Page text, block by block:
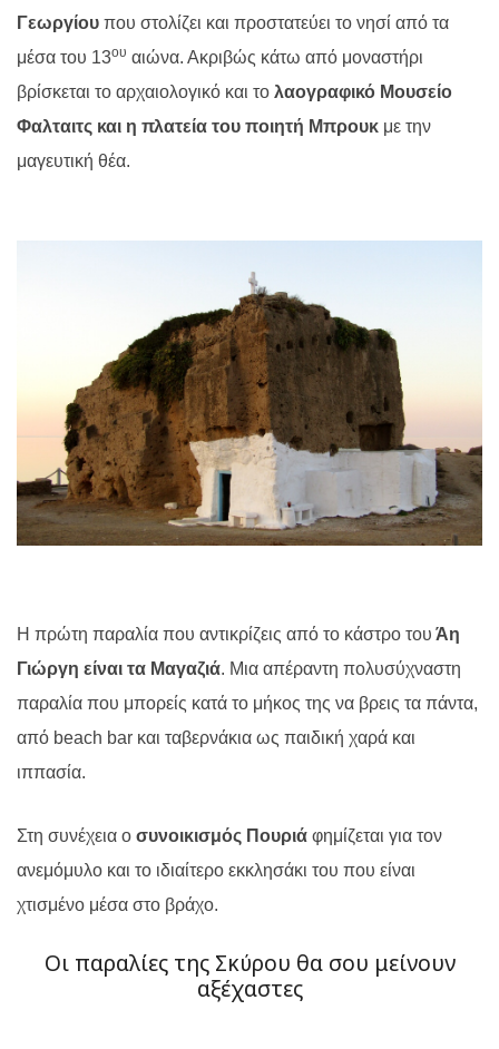
Γεωργίου που στολίζει και προστατεύει το νησί από τα
μέσα του 13ου αιώνα. Ακριβώς κάτω από μοναστήρι
βρίσκεται το αρχαιολογικό και το λαογραφικό Μουσείο
Φαλταιτς και η πλατεία του ποιητή Μπρουκ με την
μαγευτική θέα.
Η πρώτη παραλία που αντικρίζεις από το κάστρο του Άη
Γιώργη είναι τα Μαγαζιά. Μια απέραντη πολυσύχναστη
παραλία που μπορείς κατά το μήκος της να βρεις τα πάντα,
από beach bar και ταβερνάκια ως παιδική χαρά και
ιππασία.
Στη συνέχεια ο συνοικισμός Πουριά φημίζεται για τον
ανεμόμυλο και το ιδιαίτερο εκκλησάκι του που είναι
χτισμένο μέσα στο βράχο.
Οι παραλίες της Σκύρου θα σου μείνουν
αξέχαστες